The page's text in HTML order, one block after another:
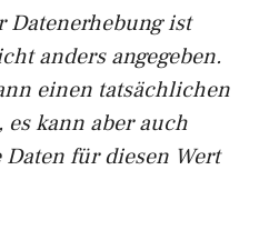
Datenerhebung ist
anders angegeben.
einen tatsächlichen
es kann aber auch
Daten für diesen Wert